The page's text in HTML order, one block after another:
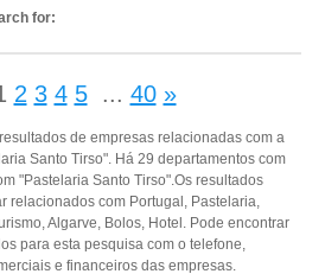
for:
2 3 4 5 ... 40 »
de empresas relacionadas com a
Santo Tirso". Há 29 departamentos com
"Pastelaria Santo Tirso".Os resultados
relacionados com Portugal, Pastelaria,
Algarve, Bolos, Hotel. Pode encontrar
para esta pesquisa com o telefone,
e financeiros das empresas.